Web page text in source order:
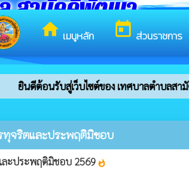
homeเมนูหลัก todayส่วนราชการ
สามัคคีพัฒนา
วัดสกลนคร
ยินดีต้อนรับสู่เว็บไซต์ของ เทศบาลตำบลสา
ทุจริตและประพฤติมิชอบ
ละประพฤติมิชอบ 2569 whatshot